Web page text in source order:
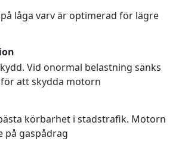
låga varv är optimerad för lägre
Vid onormal belastning sänks
att skydda motorn
körbarhet i stadstrafik. Motorn
på gaspådrag